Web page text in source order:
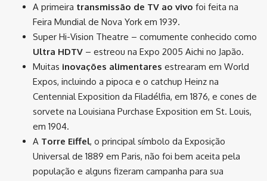
A primeira transmissão de TV ao vivo foi feita na
Feira Mundial de Nova York em 1939.
Super Hi-Vision Theatre – comumente conhecido como
Ultra HDTV – estreou na Expo 2005 Aichi no Japão.
Muitas inovações alimentares estrearam em World
Expos, incluindo a pipoca e o catchup Heinz na
Centennial Exposition da Filadélfia, em 1876, e cones de
sorvete na Louisiana Purchase Exposition em St. Louis,
em 1904.
A Torre Eiffel, o principal símbolo da Exposição
Universal de 1889 em Paris, não foi bem aceita pela
população e alguns fizeram campanha para sua